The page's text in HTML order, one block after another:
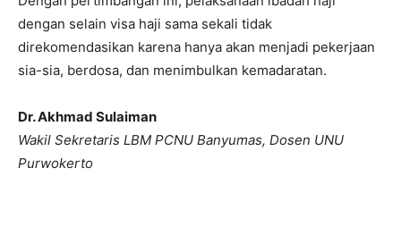
dengan selain visa haji sama sekali tidak
direkomendasikan karena hanya akan menjadi pekerjaan
sia-sia, berdosa, dan menimbulkan kemadaratan.
Dr. Akhmad Sulaiman
Wakil Sekretaris LBM PCNU Banyumas, Dosen UNU
Purwokerto